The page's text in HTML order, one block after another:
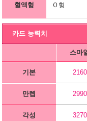
혈액형 Ｏ형
카드 능력치
스마
기본 2160
만렙 2990
각성 3270